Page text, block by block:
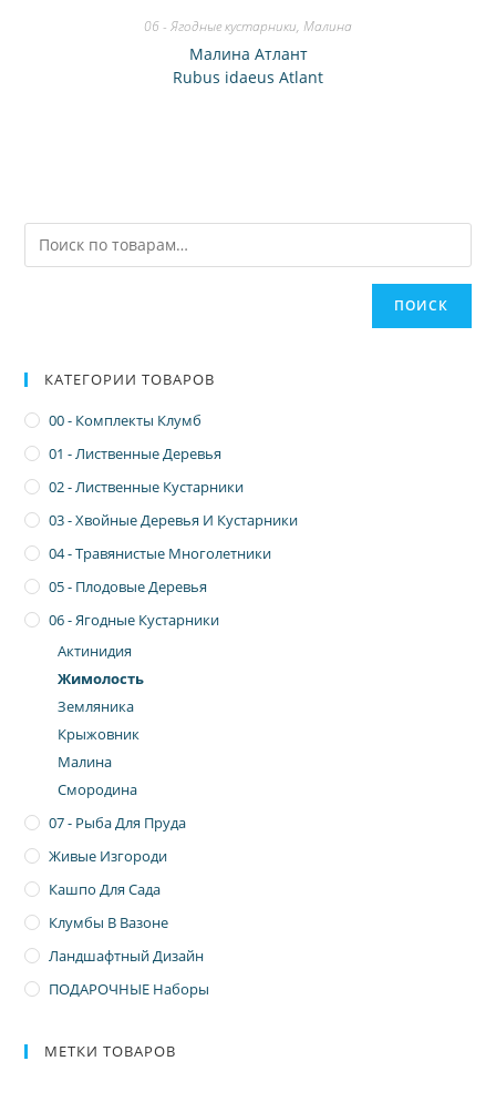
06 - Ягодные кустарники, Малина
Малина Атлант
Rubus idaeus Atlant
ПОИСК
КАТЕГОРИИ ТОВАРОВ
00 - Комплекты Клумб
01 - Лиственные Деревья
02 - Лиственные Кустарники
03 - Хвойные Деревья И Кустарники
04 - Травянистые Многолетники
05 - Плодовые Деревья
06 - Ягодные Кустарники
Актинидия
Жимолость
Земляника
Крыжовник
Малина
Смородина
07 - Рыба Для Пруда
Живые Изгороди
Кашпо Для Сада
Клумбы В Вазоне
Ландшафтный Дизайн
ПОДАРОЧНЫЕ Наборы
МЕТКИ ТОВАРОВ